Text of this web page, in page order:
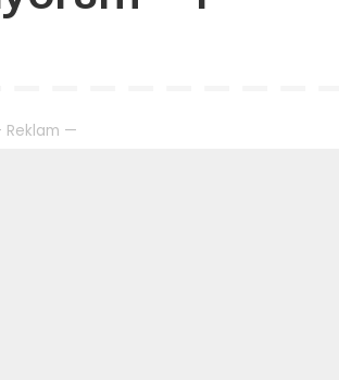
Reklam —